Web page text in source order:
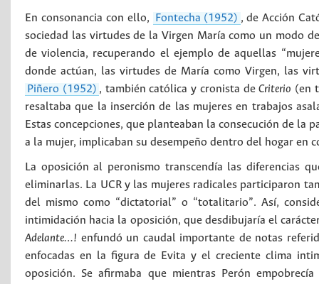
En consonancia con ello, Fontecha (1952) , de Acción
sociedad las virtudes de la Virgen María como un modo
de violencia, recuperando el ejemplo de aquellas
donde actúan, las virtudes de María como Virgen, las
Piñero (1952) , también católica y cronista deCriterio (en
resaltaba que la inserción de las mujeres en trabajos
Estas concepciones, que planteaban la consecución de la
a la mujer, implicaban su desempeño dentro del hogar en
La oposición al peronismo transcendía las diferencias
eliminarlas. La UCR y las mujeres radicales participaron
del mismo como “dictatorial” o “totalitario”. Así,
intimidación hacia la oposición, que desdibujaría el
Adelante…! enfundó un caudal importante de notas
enfocadas en la figura de Evita y el creciente clima
oposición. Se afirmaba que mientras Perón